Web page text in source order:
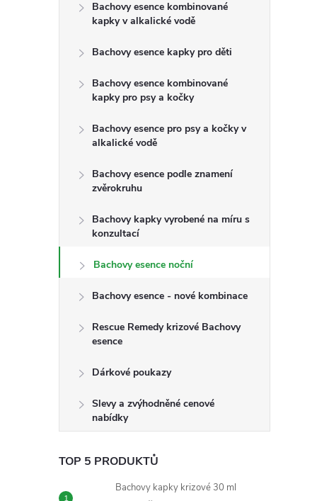
Bachovy esence kombinované
kapky v alkalické vodě
Bachovy esence kapky pro děti
Bachovy esence kombinované
kapky pro psy a kočky
Bachovy esence pro psy a kočky v
alkalické vodě
Bachovy esence podle znamení
zvěrokruhu
Bachovy kapky vyrobené na míru s
konzultací
Bachovy esence noční
Bachovy esence - nové kombinace
Rescue Remedy krizové Bachovy
esence
Dárkové poukazy
Slevy a zvýhodněné cenové
nabídky
TOP 5 PRODUKTŮ
Bachovy kapky krizové 30 ml